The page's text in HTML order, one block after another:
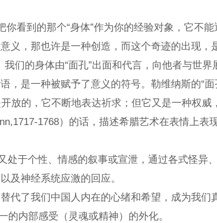
到的那个“身体”作为你的经验对象，它不能
，那也许是一种创造，而这个奇迹的出现，
的身体由“面孔”出面和代言，向他者与世界
，是一种被赋予了意义的符号。勒维纳斯的“
放的，它不断地表达祈求；但它又是一种
1768）的话，描述希腊艺术在表情上表
个性、情感的叙事或宣泄，通过各式怪异
及神经系统应激的回应。
我们中国人内在的心绪和希望，成为我们
内部感受（灵魂或精神）的外化。